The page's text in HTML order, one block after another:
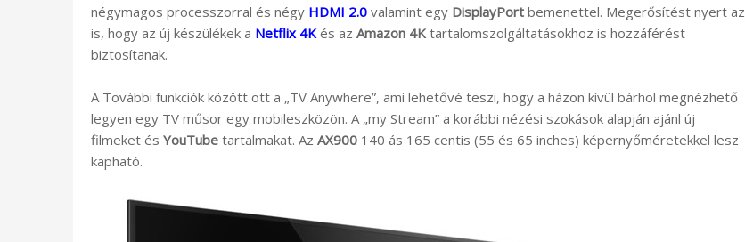
négymagos processzorral és négy HDMI 2.0 valamint egy DisplayPort bemenettel. Megerősítést nyert az
is, hogy az új készülékek a Netflix 4Kés az Amazon 4K tartalomszolgáltatásokhoz is hozzáférést
biztosítanak.
A További funkciók között ott a „TV Anywhere”, ami lehetővé teszi, hogy a házon kívül bárhol megnézhető
legyen egy TV műsor egy mobileszközön. A „my Stream” a korábbi nézési szokások alapján ajánl új
filmeket és YouTube tartalmakat. Az AX900 140 ás 165 centis (55 és 65 inches) képernyőméretekkel lesz
kapható.